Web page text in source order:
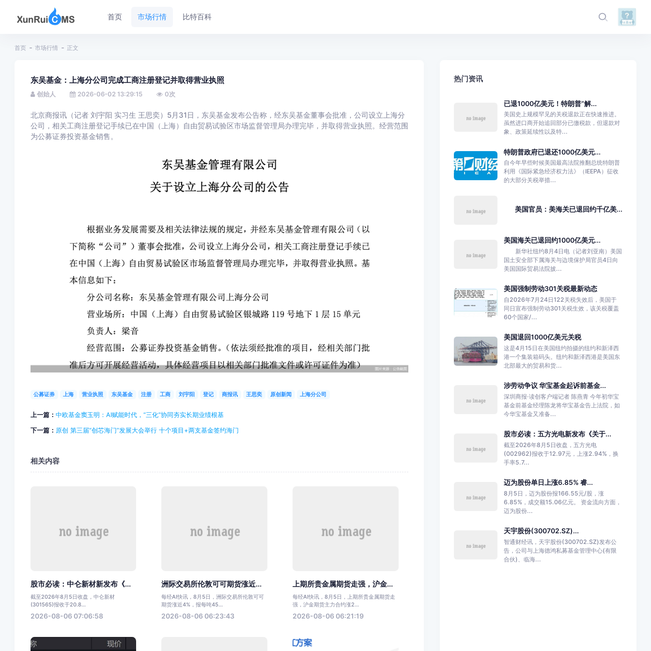
首页 市场行情 比特百科
首页 市场行情 正文
东吴基金：上海分公司完成工商注册登记并取得营业执照
创始人 2026-06-02 13:29:15 0次
北京商报讯（记者 刘宇阳 实习生 王思奕）5月31日，东吴基金发布公告称，经东吴基金董事会批准，公司设立上海分
公司，相关工商注册登记手续已在中国（上海）自由贸易试验区市场监督管理局办理完毕，并取得营业执照。经营范围
为公募证券投资基金销售。
公募证券 上海 营业执照 东吴基金 注册 工商 刘宇阳 登记 商报讯 王思奕 原创新闻 上海分公司
上一篇： 中欧基金窦玉明：AI赋能时代，“三化”协同夯实长期业绩根基
下一篇： 原创 第三届“创芯海门”发展大会举行 十个项目+两支基金签约海门
相关内容
股市必读：中仑新材新发布《...
截至2026年8月5日收盘，中仑新材
(301565)报收于20.8...
2026-08-06 07:06:58
洲际交易所伦敦可可期货涨近...
每经AI快讯，8月5日，洲际交易所伦敦可可
期货涨近4%，报每吨45...
2026-08-06 06:23:43
上期所贵金属期货走强，沪金...
每经AI快讯，8月5日，上期所贵金属期货走
强，沪金期货主力合约涨2...
2026-08-06 06:21:19
热门资讯
已退1000亿美元！特朗普“解...
美国史上规模罕见的关税退款正在快速推进。
虽然进口商开始追回部分已缴税款，但退款对
象、政策延续性以及特...
特朗普政府已退还1000亿美元...
自今年早些时候美国最高法院推翻总统特朗普
利用《国际紧急经济权力法》（IEEPA）征收
的大部分关税举措...
美国官员：美海关已退回约千亿美...
美国海关已退回约1000亿美元...
新华社纽约8月4日电（记者刘亚南）美国
国土安全部下属海关与边境保护局官员4日向
美国国际贸易法院披...
美国强制劳动301关税最新动态
自2026年7月24日122关税失效后，美国于
同日宣布强制劳动301关税生效，该关税覆盖
60个国家/...
美国退回1000亿美元关税
这是4月15日在美国纽约拍摄的纽约和新泽西
港一个集装箱码头。纽约和新泽西港是美国东
北部最大的贸易和货...
涉劳动争议 华宝基金起诉前基金...
深圳商报·读创客户端记者 陈燕青 今年初华宝
基金前基金经理陈龙将华宝基金告上法院，如
今华宝基金又准备...
股市必读：五方光电新发布《关于...
截至2026年8月5日收盘，五方光电
(002962)报收于12.97元，上涨2.94%，换
手率5.7...
迈为股份单日上涨6.85% 睿...
8月5日，迈为股份报166.55元/股，涨
6.85%，成交额15.06亿元。 资金流向方面，
迈为股份...
天宇股份(300702.SZ)...
智通财经讯，天宇股份(300702.SZ)发布公
告，公司与上海德鸿私募基金管理中心(有限
合伙)、临海...